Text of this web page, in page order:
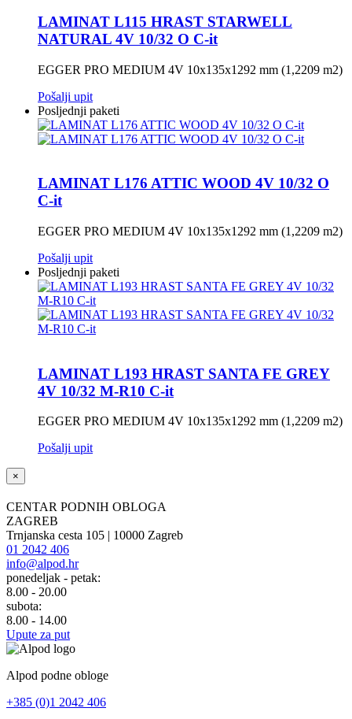
LAMINAT L115 HRAST STARWELL
NATURAL 4V 10/32 O C-it
EGGER PRO MEDIUM 4V 10x135x1292 mm (1,2209 m2)
Pošalji upit
Posljednji paketi
LAMINAT L176 ATTIC WOOD 4V 10/32 O
C-it
EGGER PRO MEDIUM 4V 10x135x1292 mm (1,2209 m2)
Pošalji upit
Posljednji paketi
LAMINAT L193 HRAST SANTA FE GREY
4V 10/32 M-R10 C-it
EGGER PRO MEDIUM 4V 10x135x1292 mm (1,2209 m2)
Pošalji upit
×
CENTAR PODNIH OBLOGA
ZAGREB
Trnjanska cesta 105 | 10000 Zagreb
01 2042 406
info@alpod.hr
ponedeljak - petak:
8.00 - 20.00
subota:
8.00 - 14.00
Upute za put
Alpod podne obloge
+385 (0)1 2042 406